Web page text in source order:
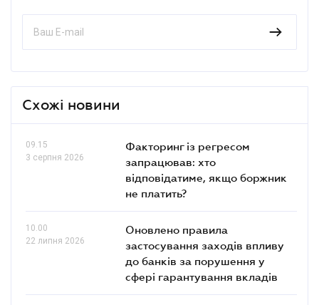
Схожі новини
09.15
3 серпня 2026
Факторинг із регресом
запрацював: хто
відповідатиме, якщо боржник
не платить?
10.00
22 липня 2026
Оновлено правила
застосування заходів впливу
до банків за порушення у
сфері гарантування вкладів